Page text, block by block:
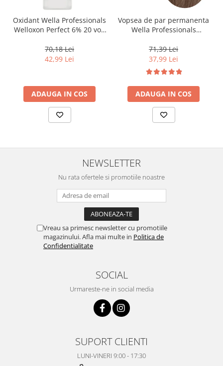
Oxidant Wella Professionals
Welloxon Perfect 6% 20 vol,
70,18 Lei
42,99 Lei
ADAUGA IN COS
Vopsea de par permanenta
Wella Professionals
Blond Deschis Natural, 60
ml
71,39 Lei
37,99 Lei
ADAUGA IN COS
NEWSLETTER
Nu rata ofertele si promotiile noastre
Vreau sa primesc newsletter cu promotiile
magazinului. Afla mai multe in Politica de
Confidentialitate
SOCIAL
Urmareste-ne in social media
SUPORT CLIENTI
LUNI-VINERI 9:00 - 17:30